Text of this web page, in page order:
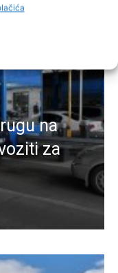
na
za